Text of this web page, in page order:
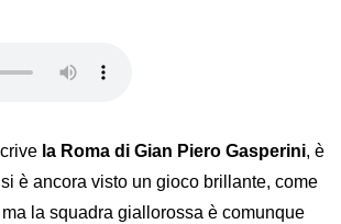
la Roma di Gian Piero Gasperini, è
è ancora visto un gioco brillante, come
la squadra giallorossa è comunque